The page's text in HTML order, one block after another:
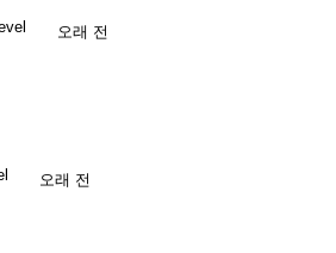
오래 전
오래 전